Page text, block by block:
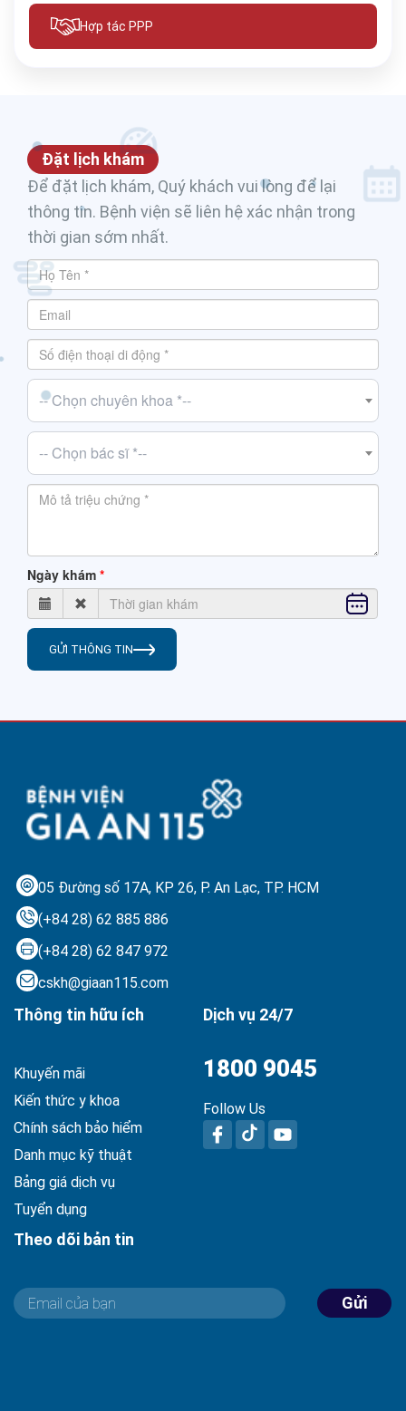
Hợp tác PPP
Đặt lịch khám
Để đặt lịch khám, Quý khách vui lòng để lại
thông tin. Bệnh viện sẽ liên hệ xác nhận trong
thời gian sớm nhất.
-- Chọn chuyên khoa *--
-- Chọn bác sĩ *--
Ngày khám
GỬI THÔNG TIN
05 Đường số 17A, KP 26, P. An Lạc, TP. HCM
(+84 28) 62 885 886
(+84 28) 62 847 972
cskh@giaan115.com
Thông tin hữu ích
Khuyến mãi
Kiến thức y khoa
Chính sách bảo hiểm
Danh mục kỹ thuật
Bảng giá dịch vụ
Tuyển dụng
Dịch vụ 24/7
1800 9045
Follow Us
Theo dõi bản tin
Gửi